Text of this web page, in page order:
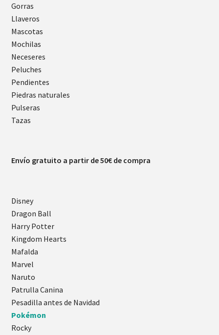
Gorras
Llaveros
Mascotas
Mochilas
Neceseres
Peluches
Pendientes
Piedras naturales
Pulseras
Tazas
Envío gratuito a partir de 50€ de compra
Disney
Dragon Ball
Harry Potter
Kingdom Hearts
Mafalda
Marvel
Naruto
Patrulla Canina
Pesadilla antes de Navidad
Pokémon
Rocky